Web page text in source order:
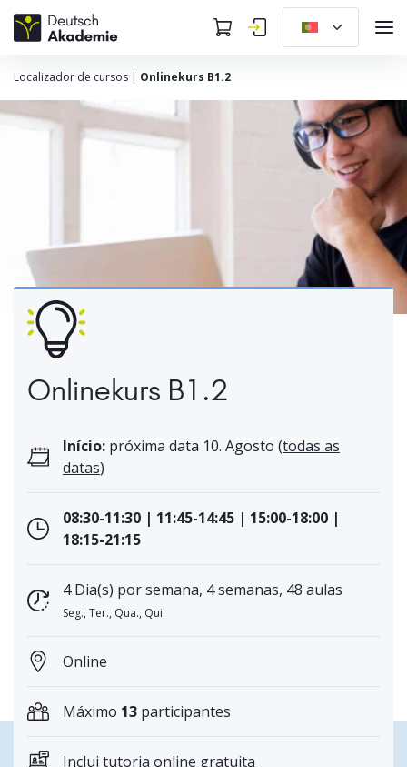
Localizador de cursos | Onlinekurs B1.2
Onlinekurs B1.2
Início: próxima data 10. Agosto (todas as
datas)
08:30-11:30 | 11:45-14:45 | 15:00-18:00 |
18:15-21:15
4 Dia(s) por semana, 4 semanas, 48 aulas
Seg., Ter., Qua., Qui.
Online
Máximo 13 participantes
Inclui tutoria online gratuita